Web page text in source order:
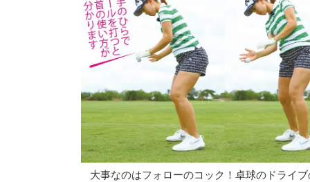
大事なのはフォローのコック！卓球のドラ